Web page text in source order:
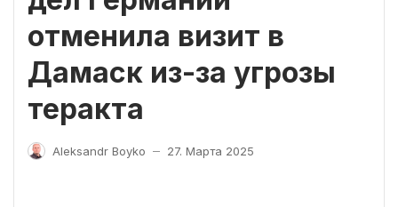
отменила визит в
Дамаск из-за угрозы
теракта
Aleksandr Boyko — 27. Марта 2025